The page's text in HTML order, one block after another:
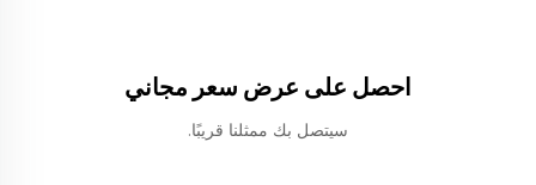
احصل على عرض سعر مجاني
سيتصل بك ممثلنا قريبًا.